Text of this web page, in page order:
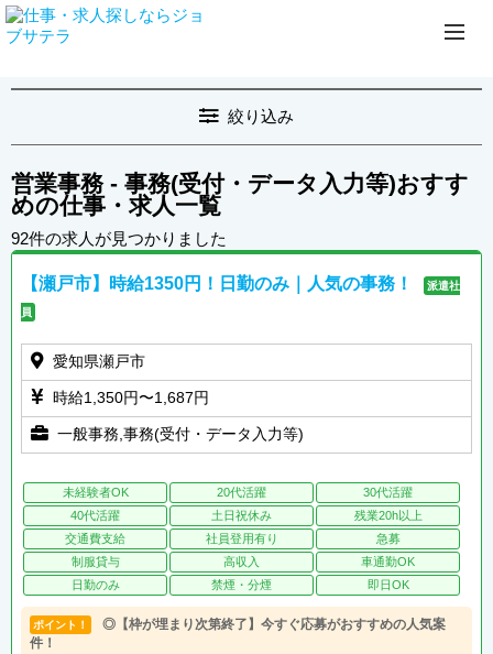
営業事務 - 事務(受付・データ入力等)おすす
めの仕事・求人一覧
92件の求人が見つかりました
【瀬戸市】時給1350円！日勤のみ｜人気の事務！ 派遣社
員
愛知県瀬戸市
時給1,350円〜1,687円
一般事務,事務(受付・データ入力等)
未経験者OK 20代活躍
30代活躍
40代活躍
土日祝休み
残業20h以上
交通費支給
社員登用有り
急募
制服貸与
高収入
車通勤OK
日勤のみ
禁煙・分煙 即日OK
ポイント！
◎【枠が埋まり次第終了】今すぐ応募がおすすめの人気案
件！
絞り込み